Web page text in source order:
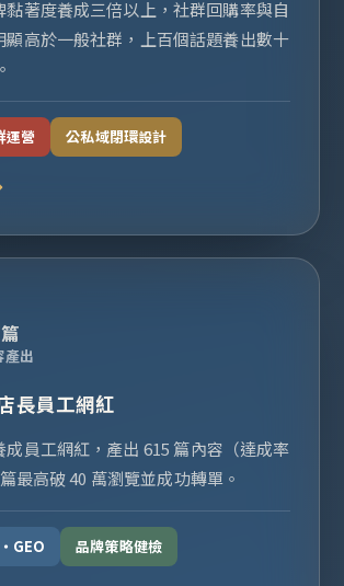
黏著度養成三倍以上，社群回購率與自
顯高於一般社群，上百個話題養出數十
運營 公私域閉環設計
篇
產出
長員工網紅
成員工網紅，產出 615 篇內容（達成率
最高破 40 萬瀏覽並成功轉單。
GEO 品牌策略健檢